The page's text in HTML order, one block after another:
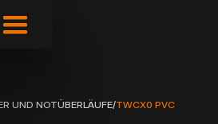
UND NOTÜBERLÄUFE/TWCX0 PVC